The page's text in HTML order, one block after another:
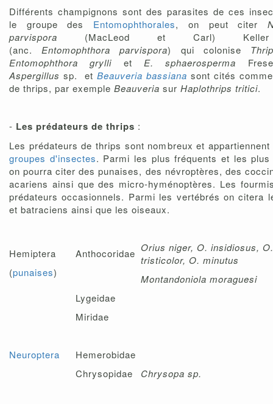
Différents champignons sont des parasites de ces
le groupe des Entomophthorales, on peut citer
parvispora (MacLeod et Carl)
(anc.Entomophthora parvispora) qui colonise
Entomophthora grylli etE. sphaerosperma
Aspergillus sp. et Beauveria bassiana sont cités
de thrips, par exemple Beauveria sur Haplothrips tritici.
- Les prédateurs de thrips :
Les prédateurs de thrips sont nombreux et
groupes d'insectes. Parmi les plus fréquents et les
on pourra citer des punaises, des névroptères, des
acariens ainsi que des micro-hyménoptères. Les
prédateurs occasionnels. Parmi les vertébrés on citera
et batraciens ainsi que les oiseaux.
Hemiptera
(punaises)
Anthocoridae Orius niger, O. insidiosus, O.
tristicolor, O. minutus
Montandoniola moraguesi
Lygeidae
Miridae
Neuroptera
Hemerobidae
Chrysopidae
Chrysopa sp.